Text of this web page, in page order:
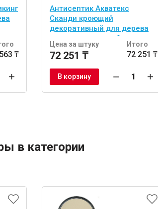
₸
Антисептик Акватекс
Сканди кроющий
декоративный для дерева
топленое молоко 9 л
Цена за штуку
72 251 ₸
Итого
72 251 ₸
В корзину
в категории